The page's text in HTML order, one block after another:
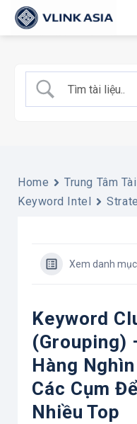
qua
dung
Home Trung Tâm
Keyword Intel
Xem danh mục
Keyword
(Grouping)
Hàng
Các Cụm
Nhiều Top